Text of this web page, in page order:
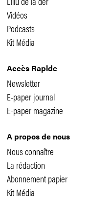
Vidéos
Podcasts
Kit Média
Accès Rapide
Newsletter
E-paper journal
E-paper magazine
A propos de nous
Nous connaître
La rédaction
Abonnement papier
Kit Média